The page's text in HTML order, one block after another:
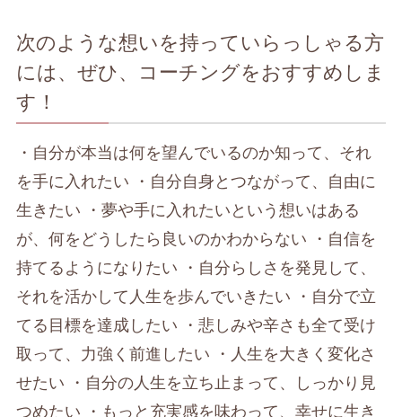
次のような想いを持っていらっしゃる方
には、ぜひ、コーチングをおすすめしま
す！
・自分が本当は何を望んでいるのか知って、それ
を手に入れたい ・自分自身とつながって、自由に
生きたい ・夢や手に入れたいという想いはある
が、何をどうしたら良いのかわからない ・自信を
持てるようになりたい ・自分らしさを発見して、
それを活かして人生を歩んでいきたい ・自分で立
てる目標を達成したい ・悲しみや辛さも全て受け
取って、力強く前進したい ・人生を大きく変化さ
せたい ・自分の人生を立ち止まって、しっかり見
つめたい ・もっと充実感を味わって、幸せに生き